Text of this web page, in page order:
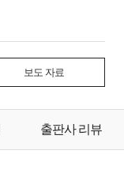
보도 자료
출판사 리뷰